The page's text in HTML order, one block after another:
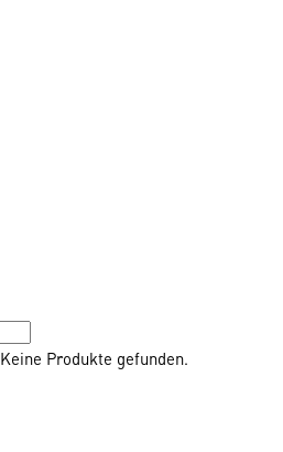
Keine Produkte gefunden.